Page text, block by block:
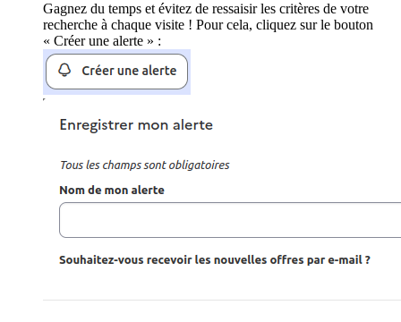
Gagnez du temps et évitez de ressaisir les critères de votre
recherche à chaque visite ! Pour cela, cliquez sur le bouton
« Créer une alerte » :